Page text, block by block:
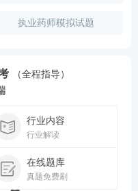
执业药师模拟试题
（全程指导）
行业内容
行业解读
在线题库
真题免费刷